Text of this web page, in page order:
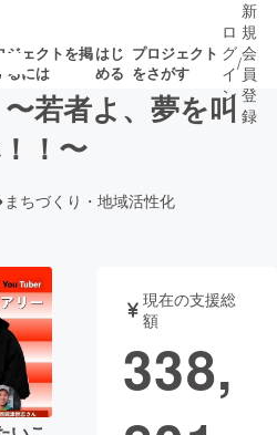
ジェクトを掲
るには
はじ
める
プロジェクト
をさがす
募集終了が近いプ
ロジェクト
音楽
ジェット ゲーム・サ
ロ
グ
イ
ン
/
新
規
会
員
登
録
者よ、夢を叫
！〜
まちづくり・地域活性化
現在の支援総
額
338,